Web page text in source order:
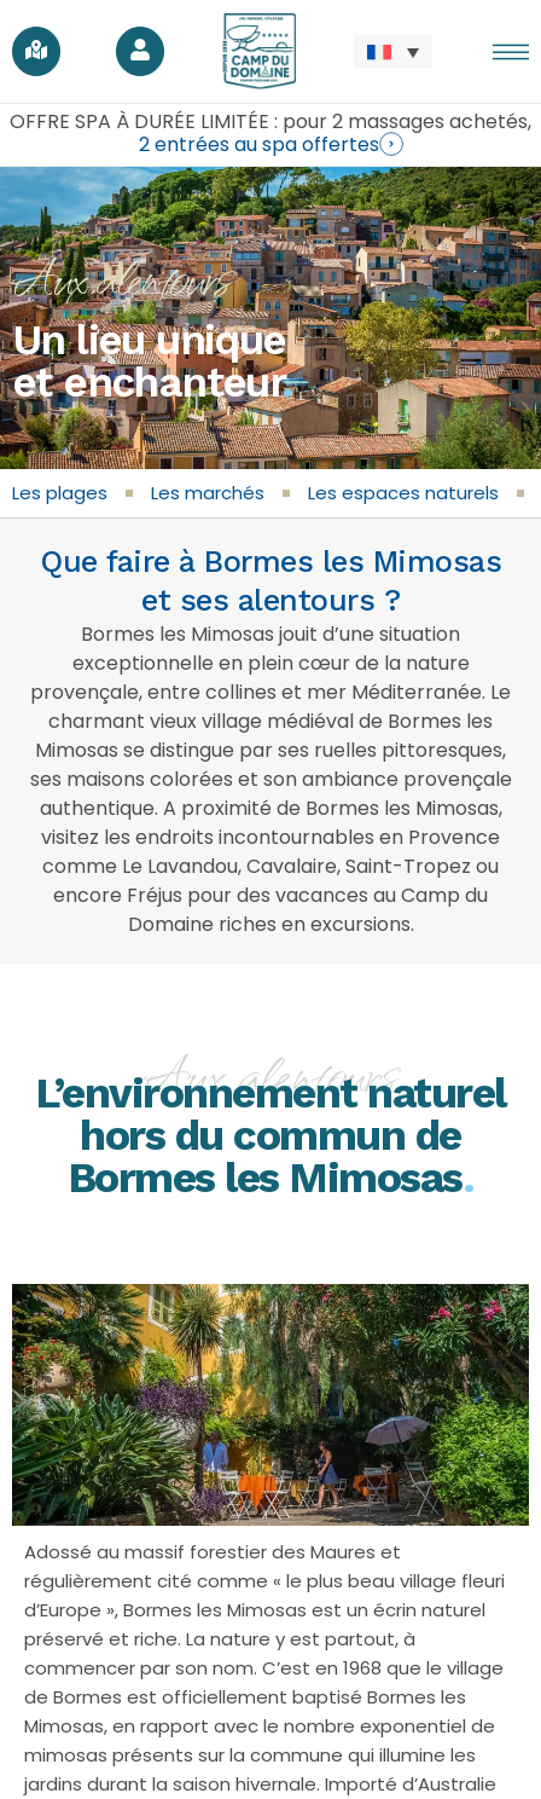
OFFRE SPA À DURÉE LIMITÉE : pour 2 massages achetés,
2 entrées au spa offertes
Aux alentours
Un lieu unique
et enchanteur.
Les plages Les marchés Les espaces naturels
Que faire à Bormes les Mimosas
et ses alentours ?
Bormes les Mimosas jouit d’une situation
exceptionnelle en plein cœur de la nature
provençale, entre collines et mer Méditerranée. Le
charmant vieux village médiéval de Bormes les
Mimosas se distingue par ses ruelles pittoresques,
ses maisons colorées et son ambiance provençale
authentique. A proximité de Bormes les Mimosas,
visitez les endroits incontournables en Provence
comme Le Lavandou, Cavalaire, Saint-Tropez ou
encore Fréjus pour des vacances au Camp du
Domaine riches en excursions.
Aux alentours
L’environnement naturel
hors du commun de
Bormes les Mimosas.
Adossé au massif forestier des Maures et
régulièrement cité comme « le plus beau village fleuri
d’Europe », Bormes les Mimosas est un écrin naturel
préservé et riche. La nature y est partout, à
commencer par son nom. C’est en 1968 que le village
de Bormes est officiellement baptisé Bormes les
Mimosas, en rapport avec le nombre exponentiel de
mimosas présents sur la commune qui illumine les
jardins durant la saison hivernale. Importé d’Australie